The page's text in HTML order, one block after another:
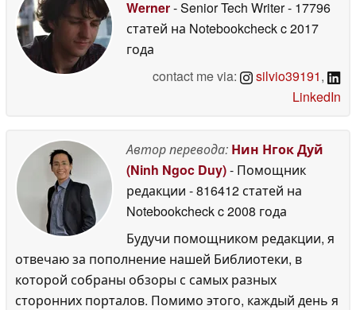
Werner- Senior Tech Writer- 17796
статей на Notebookcheckc 2017
года
contact me via:
silvio39191,
LinkedIn
Автор перевода: Нин Нгок Дуй
(Ninh Ngoc Duy)- Помощник
редакции - 816412 статей на
Notebookcheckc 2008 года
Будучи помощником редакции, я
отвечаю за пополнение нашей Библиотеки, в
которой собраны обзоры с самых разных
сторонних порталов. Помимо этого, каждый день я